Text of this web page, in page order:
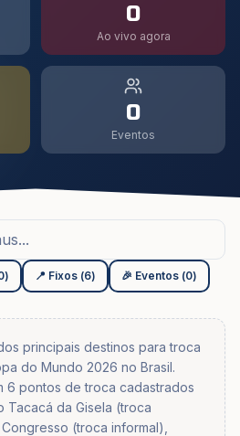
0
Ao vivo agora
0
Eventos
) 📍 Fixos (6) 🎉 Eventos (0)
principais destinos para troca
do Mundo 2026 no Brasil.
6 pontos de troca cadastrados
Tacacá da Gisela (troca
(troca informal),